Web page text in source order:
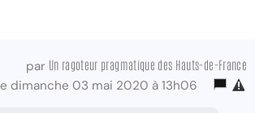
par Un ragoteur pragmatique des Hauts-de-France
dimanche 03 mai 2020 à 13h06